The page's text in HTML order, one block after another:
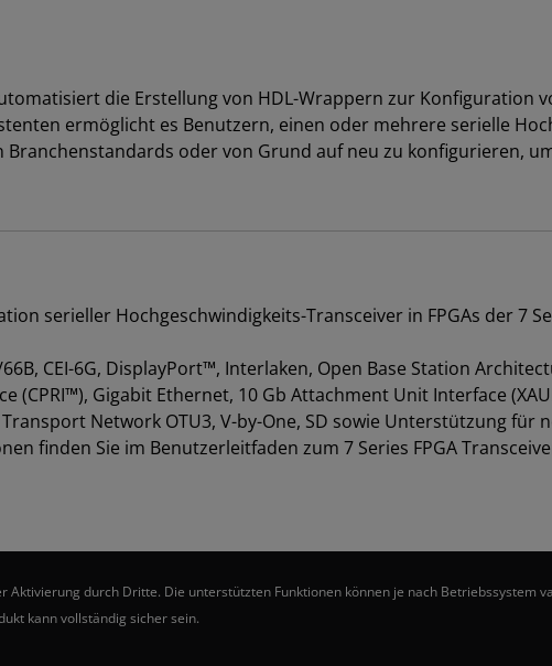
die Erstellung von HDL-Wrappern zur Konfiguration
ermöglicht es Benutzern, einen oder mehrere serielle
oder von Grund auf neu zu konfigurieren,
serieller Hochgeschwindigkeits-Transceiver in FPGAs der 7
CEI-6G, DisplayPort™, Interlaken, Open Base Station
(CPRI™), Gigabit Ethernet, 10 Gb Attachment Unit Interface
Network OTU3, V-by-One, SD sowie Unterstützung für
finden Sie im Benutzerleitfaden zum 7 Series FPGA
durch Dritte. Die unterstützten Funktionen können je nach Betriebssystem
kann vollständig sicher sein.